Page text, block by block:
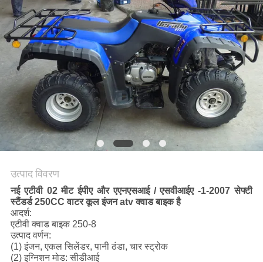
साइटमैप
गोपनीयता
नीति
उत्पाद विवरण
नई एटीवी 02 मीट ईपीए और एएनएसआई / एसवीआईए -1-2007 सेफ्टी
स्टैंडर्ड 250CC वाटर कूल इंजन atv क्वाड बाइक है
आदर्श:
एटीवी क्वाड बाइक 250-8
उत्पाद वर्णन:
(1) इंजन, एकल सिलेंडर, पानी ठंडा, चार स्ट्रोक
(2) इग्निशन मोड: सीडीआई